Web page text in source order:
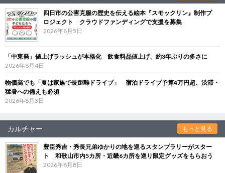
四日市の公害克服の歴史を伝える絵本『スモックリン』制作プ
ロジェクト クラウドファンディングで支援を募集
2026年8月5日
「中東発」値上げラッシュが本格化 飲食料品値上げ、約3年ぶりの多さに
2026年8月4日
物価高でも「夏は家族で長距離ドライブ」 宿泊ドライブ予算4万円超、渋滞・
猛暑への備えも必須
2026年8月3日
カルチャー もっと見る
豊臣秀吉・秀長兄弟ゆかりの地を巡るスタンプラリーがスター
ト 和歌山市内5カ所・近畿6カ所を巡り限定グッズをもらおう
2026年8月8日